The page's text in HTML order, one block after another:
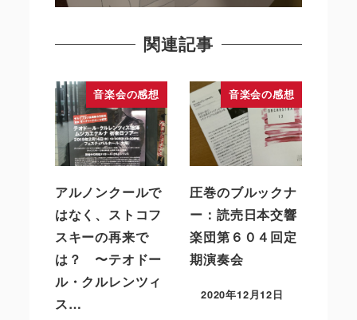
関連記事
音楽会の感想
アルノンクールで
はなく、ストコフ
スキーの再来で
は？ 〜テオドー
ル・クルレンツィ
ス…
音楽会の感想
圧巻のブルックナ
ー：読売日本交響
楽団第６０４回定
期演奏会
2020年12月12日